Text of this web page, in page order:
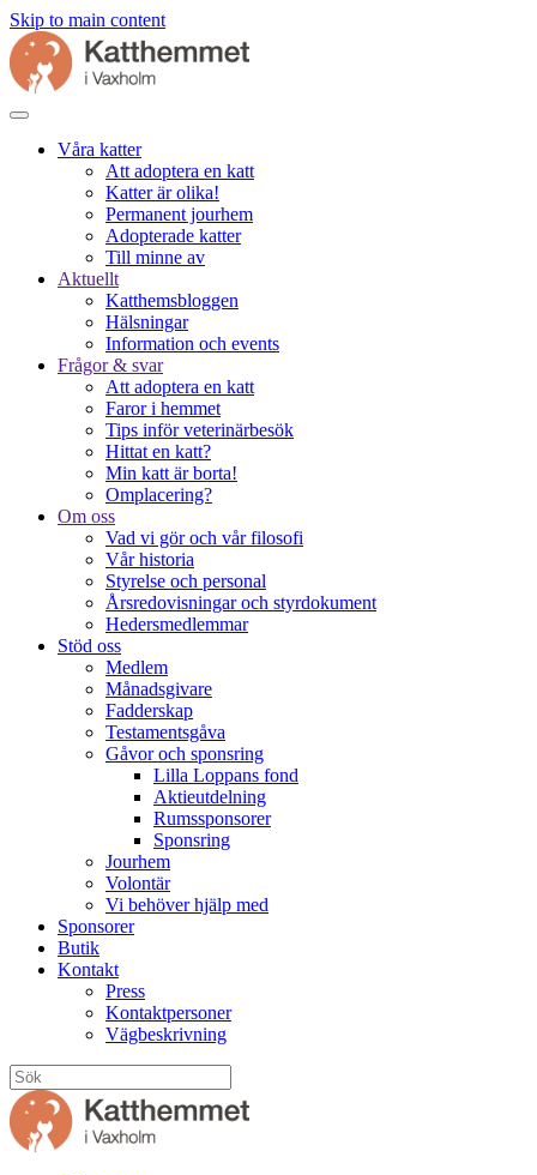
Skip to main content
Våra katter
Att adoptera en katt
Katter är olika!
Permanent jourhem
Adopterade katter
Till minne av
Aktuellt
Katthemsbloggen
Hälsningar
Information och events
Frågor & svar
Att adoptera en katt
Faror i hemmet
Tips inför veterinärbesök
Hittat en katt?
Min katt är borta!
Omplacering?
Om oss
Vad vi gör och vår filosofi
Vår historia
Styrelse och personal
Årsredovisningar och styrdokument
Hedersmedlemmar
Stöd oss
Medlem
Månadsgivare
Fadderskap
Testamentsgåva
Gåvor och sponsring
Lilla Loppans fond
Aktieutdelning
Rumssponsorer
Sponsring
Jourhem
Volontär
Vi behöver hjälp med
Sponsorer
Butik
Kontakt
Press
Kontaktpersoner
Vägbeskrivning